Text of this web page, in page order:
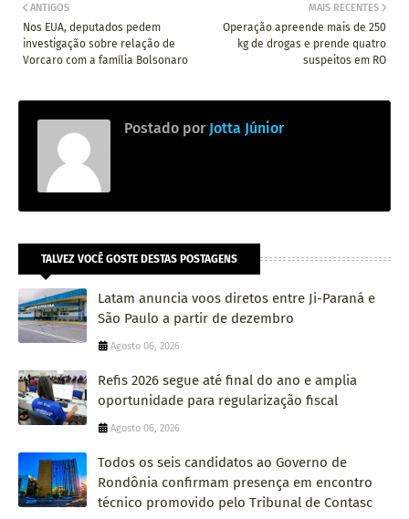
MAIS RECENTES
Operação apreende mais de 250
kg de drogas e prende quatro
suspeitos em RO
ANTIGOS
Nos EUA, deputados pedem
investigação sobre relação de
Vorcaro com a família Bolsonaro
Postado por Jotta Júnior
TALVEZ VOCÊ GOSTE DESTAS POSTAGENS
Latam anuncia voos diretos entre Ji-Paraná e
São Paulo a partir de dezembro
Agosto 06, 2026
Refis 2026 segue até final do ano e amplia
oportunidade para regularização fiscal
Agosto 06, 2026
Todos os seis candidatos ao Governo de
Rondônia confirmam presença em encontro
técnico promovido pelo Tribunal de Contasc